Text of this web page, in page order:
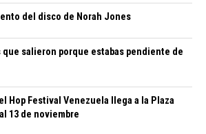
del disco de Norah Jones
que salieron porque estabas pendiente de
Hop Festival Venezuela llega a la Plaza
13 de noviembre